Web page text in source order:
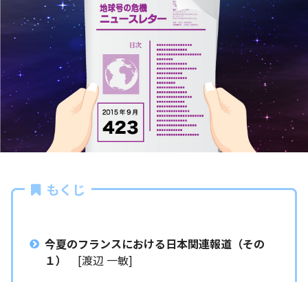
もくじ
今夏のフランスにおける日本関連報道（その
１）
[渡辺 一敏]